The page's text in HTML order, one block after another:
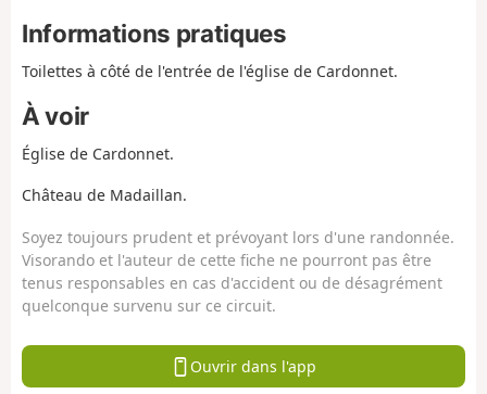
Informations pratiques
Toilettes à côté de l'entrée de l'église de Cardonnet.
À voir
Église de Cardonnet.
Château de Madaillan.
Soyez toujours prudent et prévoyant lors d'une randonnée.
Visorando et l'auteur de cette fiche ne pourront pas être
tenus responsables en cas d'accident ou de désagrément
quelconque survenu sur ce circuit.
Ouvrir dans l'app